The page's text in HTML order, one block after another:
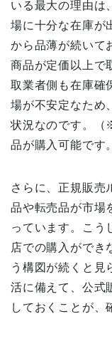
いる最大の理由は
場に十分な在庫が
から品薄が続いて
商品が定価以上で
取業者側も在庫確
場が不安定なため
状況なのです。
品が購入可能です
さらに、正規販売
品や転売品が市場
っています。こう
店での購入ができ
う構図が続くと見
活に備えて、公式
しておくことが、